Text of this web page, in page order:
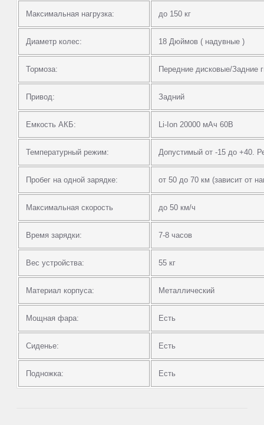
Максимальная нагрузка: до 150 кг
Диаметр колес: 18 Дюймов ( надувные )
Тормоза: Передние дисковые/Задние
Привод: Задний
Емкость АКБ: Li-Ion 20000 мАч 60В
Температурный режим: Допустимый от -15 до +40.
Пробег на одной зарядке: от 50 до 70 км (зависит от
Максимальная скорость до 50 км/ч
Время зарядки: 7-8 часов
Вес устройства: 55 кг
Материал корпуса: Металлический
Мощная фара: Есть
Сиденье: Есть
Подножка: Есть